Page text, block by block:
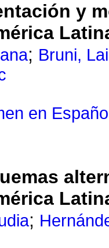
y
; Bruni,
en
;